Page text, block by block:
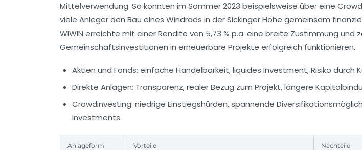
Mittelverwendung. So konnten im Sommer 2023 beispielsweise über eine
viele Anleger den Bau eines Windrads in der Sickinger Höhe gemeinsam
WIWIN erreichte mit einer Rendite von 5,73 % p.a. eine breite Zustimmung und
Gemeinschaftsinvestitionen in erneuerbare Projekte erfolgreich funktionieren.
Aktien und Fonds: einfache Handelbarkeit, liquides Investment, Risiko durch
Direkte Anlagen: Transparenz, realer Bezug zum Projekt, längere
Crowdinvesting: niedrige Einstiegshürden, spannende
Investments
Anlageform Vorteile Nachteile